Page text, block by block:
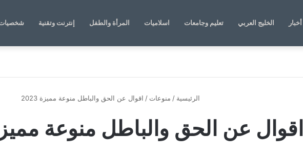
أخبار الخليج العربي تعليم وجامعات اسلاميات المرأة والطفل إنترنت وتقنية شخصيات
الرئيسية / منوعات / اقوال عن الحق والباطل منوعة مميزة 2023
اقوال عن الحق والباطل منوعة مميزة